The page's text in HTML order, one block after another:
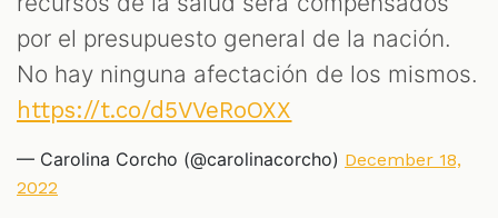
por el presupuesto general de la nación.
No hay ninguna afectación de los mismos.
https://t.co/d5VVeRoOXX
— Carolina Corcho (@carolinacorcho) December 18,
2022